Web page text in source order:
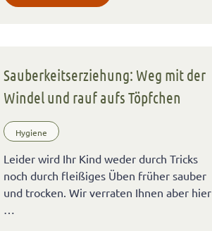
Sauberkeitserziehung: Weg mit der
Windel und rauf aufs Töpfchen
Hygiene
Leider wird Ihr Kind weder durch Tricks
noch durch fleißiges Üben früher sauber
und trocken. Wir verraten Ihnen aber hier